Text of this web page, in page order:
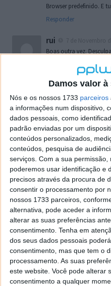
Damos valor
Nós e os nossos 1733 parceiros
a informações num dispositivo,
dados pessoais, como
padrão enviadas por um
conteúdos personalizados,
conteúdos, pesquisa de
serviços. Com a sua permissão,
poderemos usar identificação e
precisos através da procura de
consentir o processamento por
nossos 1733 parceiros,
alternativa, pode aceder a
alterar as suas preferências
consentimento. Tenha em
dos seus dados pessoais
consentimento, mas que tem o
processamento. As suas
este website. Você pode alterar
consentimento a qualquer
Browser predefinido. E
Responder
rui
Boas outra vez.
o firefox como browser
de control tudo e nada.
tentei apagar o
firefox mas em vao.
agradecido, caso
Responder
Vítor M.
7 de
@Reporter
Desculpa mas o link
o MSn Messenger 8.
Responder
Vítor M.
7 de
@Rui
Tens de encontrar o que
janela iniciar e no topo
rato faz propriedades.
clica no botão
geral a opção para